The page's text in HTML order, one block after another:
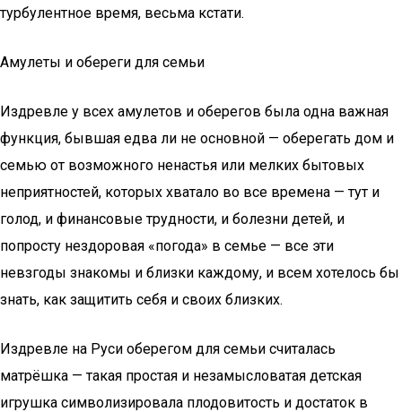
турбулентное время, весьма кстати.
Амулеты и обереги для семьи
Издревле у всех амулетов и оберегов была одна важная
функция, бывшая едва ли не основной — оберегать дом и
семью от возможного ненастья или мелких бытовых
неприятностей, которых хватало во все времена — тут и
голод, и финансовые трудности, и болезни детей, и
попросту нездоровая «погода» в семье — все эти
невзгоды знакомы и близки каждому, и всем хотелось бы
знать, как защитить себя и своих близких.
Издревле на Руси оберегом для семьи считалась
матрёшка — такая простая и незамысловатая детская
игрушка символизировала плодовитость и достаток в